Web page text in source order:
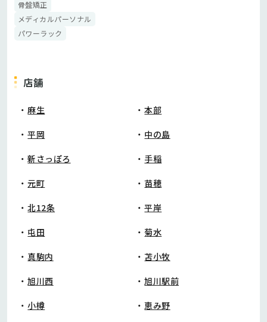
骨盤矯正
メディカルパーソナル
パワーラック
店舗
麻生 本部
平岡 中の島
新さっぽろ 手稲
元町 苗穂
北12条 平岸
屯田 菊水
真駒内 苫小牧
旭川西 旭川駅前
小樽 恵み野